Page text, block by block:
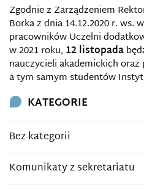
Zgodnie z Zarządzeniem
Borka z dnia 14.12.2020 r. ws.
pracowników Uczelni
w 2021 roku, 12 listopada
nauczycieli akademickich
a tym samym studentów
KATEGORIE
Bez kategorii
Komunikaty z sekretariatu